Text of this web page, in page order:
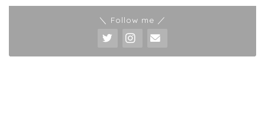
＼ Follow me ／